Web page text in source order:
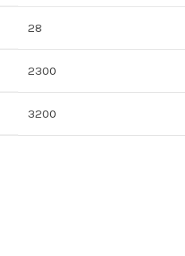
28
2300
3200